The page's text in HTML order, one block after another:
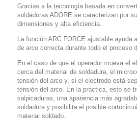
Gracias a la tecnología basada en
soldadoras ADORE se caracterizan por
dimensiones y alta eficiencia.
La función ARC FORCE ajustable ayuda
de arco correcta durante todo el proceso
En el caso de que el operador mueva el
cerca del material de soldadura, el
tensión del arco y, si el electrodo está
tensión del arco. En la práctica, esto se
salpicaduras, una apariencia más
soldadura y posibilita el posible
material soldado.